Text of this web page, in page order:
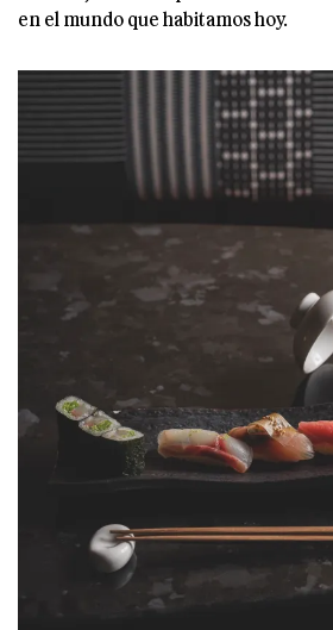
en el mundo que habitamos hoy.